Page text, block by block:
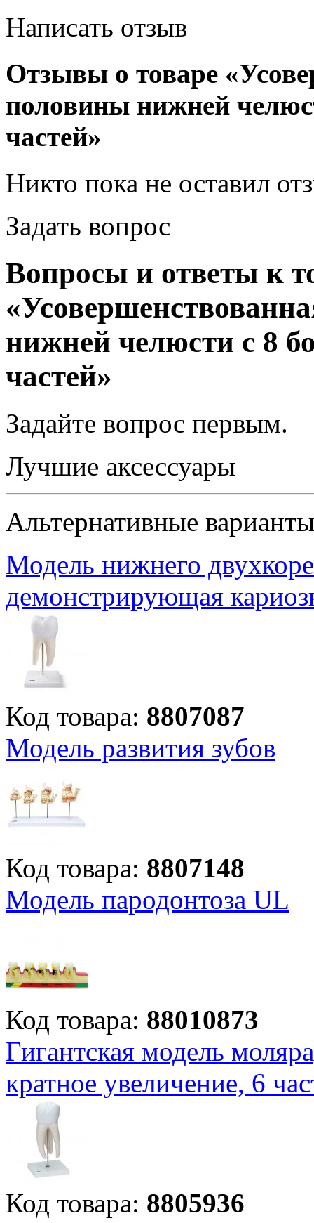
Написать отзыв
Отзывы о товаре
половины нижней
частей»
Никто пока не оставил
Задать вопрос
Вопросы и ответы к
нижней челюсти с 8
частей»
Задайте вопрос первым.
Лучшие аксессуары
Альтернативные варианты
Модель нижнего
демонстрирующая
Код товара: 8807087
Модель развития зубов
Код товара: 8807148
Модель пародонтоза UL
Код товара: 88010873
Гигантская модель
кратное увеличение, 6
Код товара: 8805936